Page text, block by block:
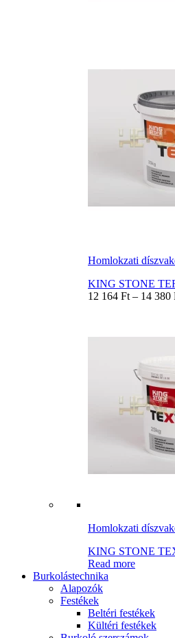
Homlokzati
KING STONE
12 164 Ft – 14 380
Homlokzati
KING STONE
Read more
Burkolástechnika
Alapozók
Festékek
Beltéri festékek
Kültéri festékek